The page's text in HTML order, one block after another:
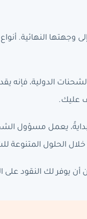
وجهتها النهائية.
الدولية، فإنه
عليك.
يعمل مسؤول
الحلول المتنوعة
يوفر لك النقود على